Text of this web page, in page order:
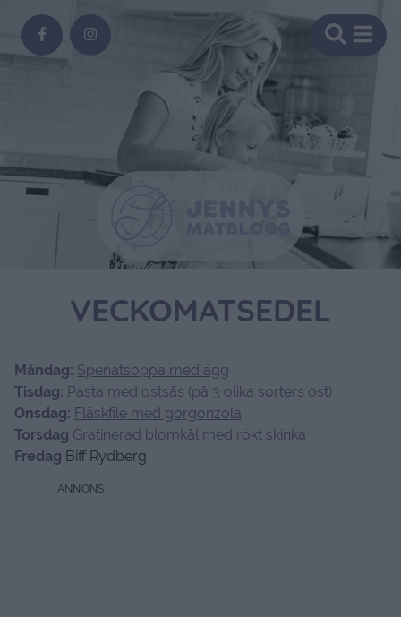
VECKOMATSEDEL
Måndag: Spenatsoppa med ägg
Tisdag: Pasta med ostsås (på 3 olika sorters ost)
Onsdag: Fläskfile med gorgonzola
Torsdag Gratinerad blomkål med rökt skinka
Fredag Biff Rydberg